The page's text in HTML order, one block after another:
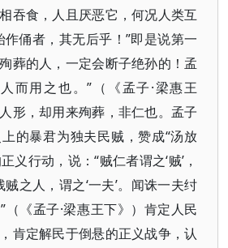
吞食，人且厌恶它，何况人类互
作俑者，其无后乎！”即是说第一
葬的人，一定会断子绝孙的！孟
而用之也。”（《孟子·梁惠王
形，却用来殉葬，非仁也。孟子
的暴君为独夫民贼，赞成“汤放
义行动，说：“贼仁者谓之‘贼’，
贼之人，谓之‘一夫’。闻诛一夫纣
（《孟子·梁惠王下》）肯定人民
肯定解民于倒悬的正义战争，认